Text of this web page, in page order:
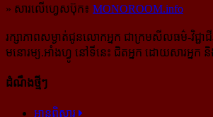
» សារលើហ្វេសប៊ុក៖ MONOROOM.info
រក្សាភាពសម្ងាត់ជូនលោកអ្នក ជាក្រមសីលធម៌-​វិជ្ជា
មនោរម្យ.អាំងហ្វូ នៅទីនេះ ជិតអ្នក ដោយសារអ្នក និ
ដំណឹងថ្មីៗ
អានពិស្ដារ